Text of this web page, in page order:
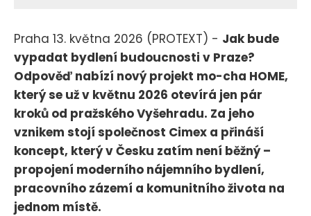
Praha 13. května 2026 (PROTEXT) - Jak bude
vypadat bydlení budoucnosti v Praze?
Odpověď nabízí nový projekt mo-cha HOME,
který se už v květnu 2026 otevírá jen pár
kroků od pražského Vyšehradu. Za jeho
vznikem stojí společnost Cimex a přináší
koncept, který v Česku zatím není běžný –
propojení moderního nájemního bydlení,
pracovního zázemí a komunitního života na
jednom místě.